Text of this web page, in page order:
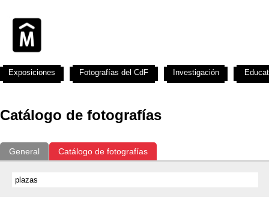
Catálogo de fotografías
General Catálogo de fotografías
Exposiciones Fotografías del CdF Investigación